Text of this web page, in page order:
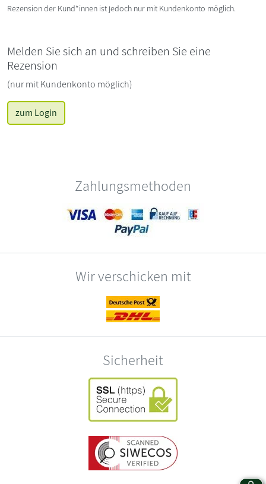
Rezension der Kund*innen ist jedoch nur mit Kundenkonto möglich.
Melden Sie sich an und schreiben Sie eine
Rezension
(nur mit Kundenkonto möglich)
zum Login
Zahlungsmethoden
Wir verschicken mit
Sicherheit